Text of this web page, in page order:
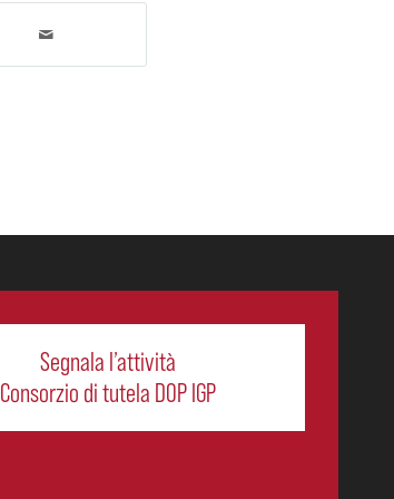
Segnala l’attività
Consorzio di tutela DOP IGP